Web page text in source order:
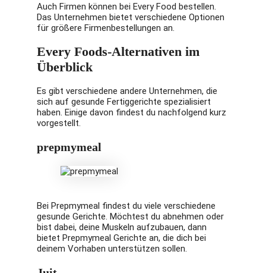
Auch Firmen können bei Every Food bestellen.
Das Unternehmen bietet verschiedene Optionen
für größere Firmenbestellungen an.
Every Foods-Alternativen im
Überblick
Es gibt verschiedene andere Unternehmen, die
sich auf gesunde Fertiggerichte spezialisiert
haben. Einige davon findest du nachfolgend kurz
vorgestellt.
prepmymeal
Bei Prepmymeal findest du viele verschiedene
gesunde Gerichte. Möchtest du abnehmen oder
bist dabei, deine Muskeln aufzubauen, dann
bietet Prepmymeal Gerichte an, die dich bei
deinem Vorhaben unterstützen sollen.